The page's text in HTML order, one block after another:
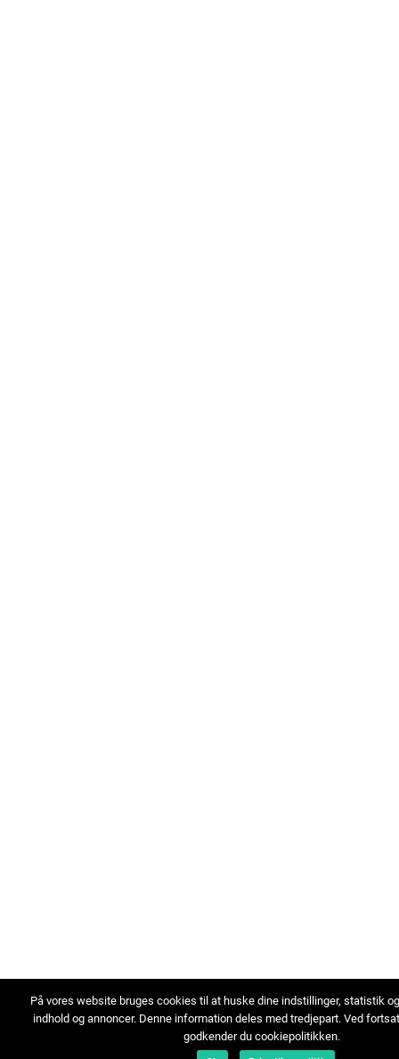
På vores website bruges cookies til at huske dine indstillinger, statistik
indhold og annoncer. Denne information deles med tredjepart. Ved
godkender du cookiepolitikken.